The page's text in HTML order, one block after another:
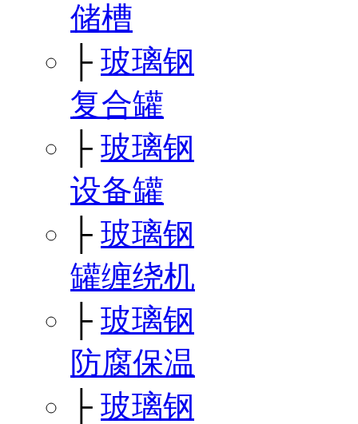
储槽
├ 玻璃钢
复合罐
├ 玻璃钢
设备罐
├ 玻璃钢
罐缠绕机
├ 玻璃钢
防腐保温
├ 玻璃钢